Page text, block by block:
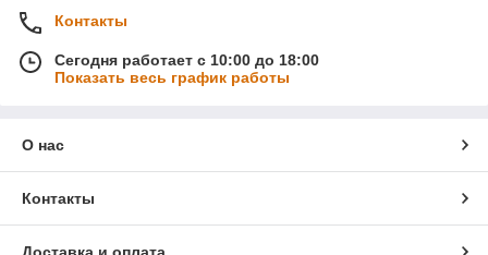
Контакты
Сегодня работает с 10:00 до 18:00
Показать весь график работы
О нас
Контакты
Доставка и оплата